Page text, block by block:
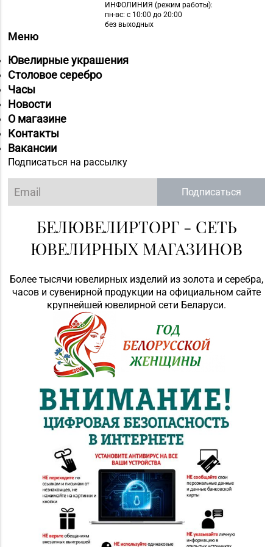
ИНФОЛИНИЯ (режим работы):
пн-вс: с 10:00 до 20:00
без выходных
Меню
Ювелирные украшения
Столовое серебро
Часы
Новости
О магазине
Контакты
Вакансии
Подписаться на рассылку
Подписаться
БЕЛЮВЕЛИРТОРГ - СЕТЬ
ЮВЕЛИРНЫХ МАГАЗИНОВ
Более тысячи ювелирных изделий из золота и серебра,
часов и сувенирной продукции на официальном сайте
крупнейшей ювелирной сети Беларуси.